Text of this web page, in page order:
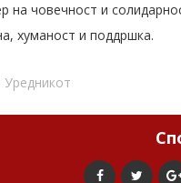
на човечност и
хуманост и поддршка.